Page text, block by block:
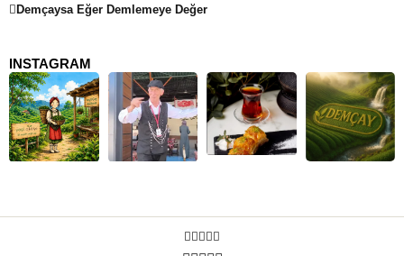
Demçaysa Eğer Demlemeye Değer
INSTAGRAM